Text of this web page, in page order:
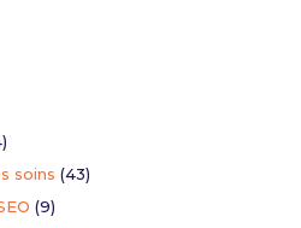
de modification de
soins (43)
(9)